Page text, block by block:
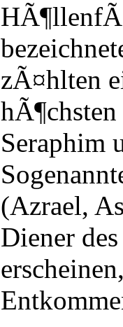
zÃ¤hlten
Seraphim
(Azrael,
Diener